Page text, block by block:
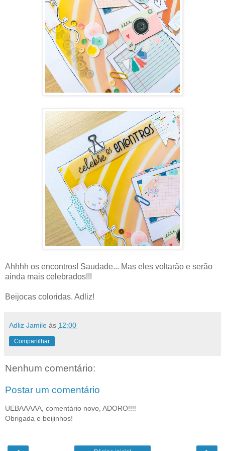
Ahhhh os encontros! Saudade... Mas eles voltarão e serão
ainda mais celebrados!!!
Beijocas coloridas. Adliz!
Adliz Jamile às 12:00
Compartilhar
Nenhum comentário:
Postar um comentário
UEBAAAAA, comentário novo, ADORO!!!!
Obrigada e beijinhos!